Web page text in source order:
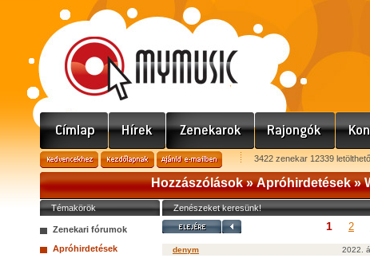
3422 zenekar 12339
Hozzászólások »Apróhirdetések»
Témakörök
Zenekari fórumok
Apróhirdetések
Zenészeket keresünk!
1 2
denym 2022.